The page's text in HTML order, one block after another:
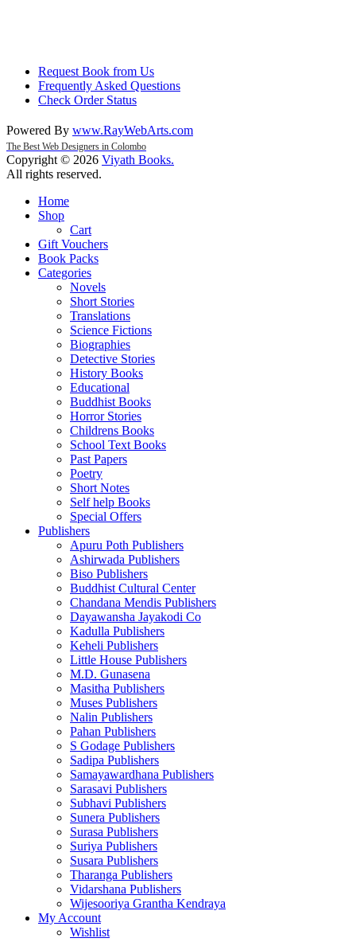
Request Book from Us
Frequently Asked Questions
Check Order Status
Powered By www.RayWebArts.com
The Best Web Designers in Colombo
Copyright © 2026 Viyath Books.
All rights reserved.
Home
Shop
Cart
Gift Vouchers
Book Packs
Categories
Novels
Short Stories
Translations
Science Fictions
Biographies
Detective Stories
History Books
Educational
Buddhist Books
Horror Stories
Childrens Books
School Text Books
Past Papers
Poetry
Short Notes
Self help Books
Special Offers
Publishers
Apuru Poth Publishers
Ashirwada Publishers
Biso Publishers
Buddhist Cultural Center
Chandana Mendis Publishers
Dayawansha Jayakodi Co
Kadulla Publishers
Keheli Publishers
Little House Publishers
M.D. Gunasena
Masitha Publishers
Muses Publishers
Nalin Publishers
Pahan Publishers
S Godage Publishers
Sadipa Publishers
Samayawardhana Publishers
Sarasavi Publishers
Subhavi Publishers
Sunera Publishers
Surasa Publishers
Suriya Publishers
Susara Publishers
Tharanga Publishers
Vidarshana Publishers
Wijesooriya Grantha Kendraya
My Account
Wishlist